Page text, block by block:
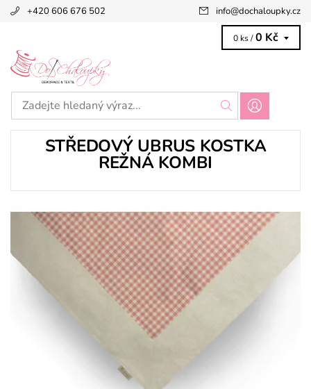
+420 606 676 502 info@dochaloupky.cz
0 ks / 0 Kč
STŘEDOVÝ UBRUS KOSTKA
REŽNÁ KOMBI